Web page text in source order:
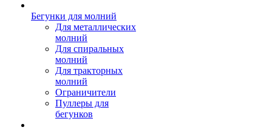
Бегунки для молний
Для металлических
молний
Для спиральных
молний
Для тракторных
молний
Ограничители
Пуллеры для
бегунков